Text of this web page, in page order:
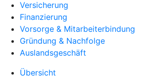
Versicherung
Finanzierung
Vorsorge & Mitarbeiterbindung
Gründung & Nachfolge
Auslandsgeschäft
Übersicht